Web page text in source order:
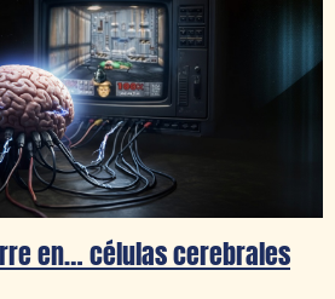
en… células cerebrales